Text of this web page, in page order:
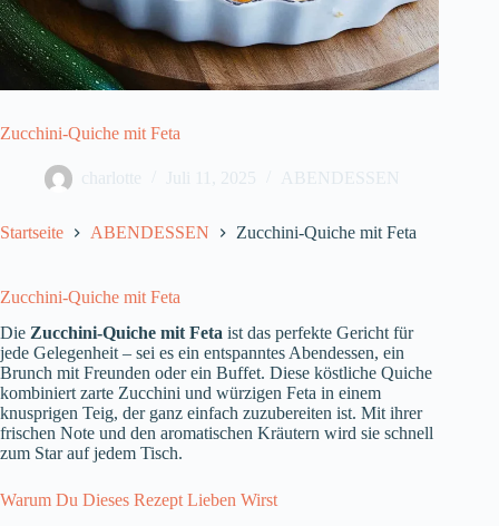
Zucchini-Quiche mit Feta
charlotte Juli 11, 2025 ABENDESSEN
Startseite ABENDESSEN Zucchini-Quiche mit Feta
Zucchini-Quiche mit Feta
Die Zucchini-Quiche mit Feta ist das perfekte Gericht für
jede Gelegenheit – sei es ein entspanntes Abendessen, ein
Brunch mit Freunden oder ein Buffet. Diese köstliche Quiche
kombiniert zarte Zucchini und würzigen Feta in einem
knusprigen Teig, der ganz einfach zuzubereiten ist. Mit ihrer
frischen Note und den aromatischen Kräutern wird sie schnell
zum Star auf jedem Tisch.
Warum Du Dieses Rezept Lieben Wirst